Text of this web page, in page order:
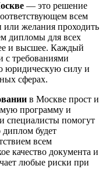
— это решение
всем
или желания проходить
дипломы для всех
и высшее. Каждый
с требованиями
юридическую силу и
сферах.
в Москве прост и
программу и
специалисты помогут
будет
всем
качество документа и
любые риски при